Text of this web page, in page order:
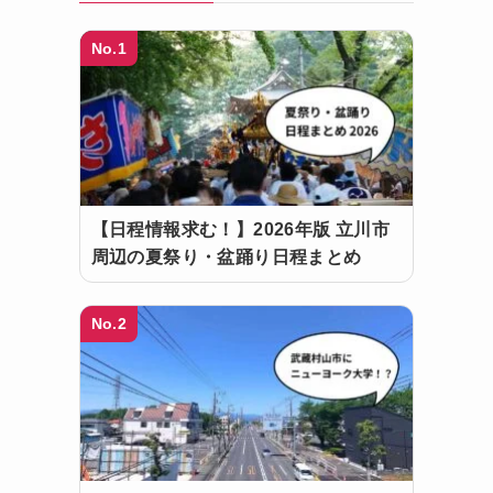
No.1
【日程情報求む！】2026年版 立川市
周辺の夏祭り・盆踊り日程まとめ
No.2